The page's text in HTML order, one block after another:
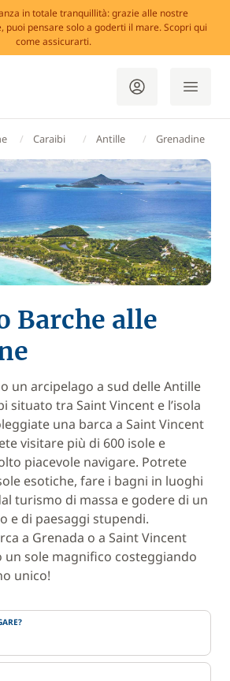
in totale tranquillità: grazie alle nostre
puoi pensare solo a goderti il mare. Scopri qui
come assicurarti.
Caraibi Antille Grenadine
Barche alle
un arcipelago a sud delle Antille
situato tra Saint Vincent e l’isola
una barca a Saint Vincent
visitare più di 600 isole e
piacevole navigare. Potrete
esotiche, fare i bagni in luoghi
turismo di massa e godere di un
e di paesaggi stupendi.
a Grenada o a Saint Vincent
sole magnifico costeggiando
unico!